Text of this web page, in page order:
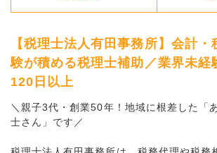
【税理士法人有田事務所】会計・
験が積める税理士補助／業界未経
120日以上
＼親子3代・創業50年！地域に根差した「
士さん」です／